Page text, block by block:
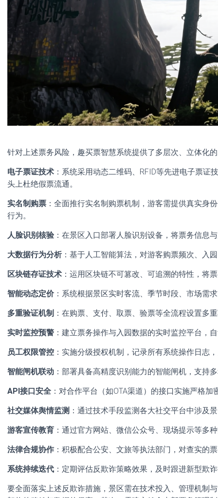
针对上述票务风险，趣买票智慧系统提供了多层次、立体化
电子票证技术 ：系统采用动态二维码、RFID等先进电子票
头上杜绝假票流通。
实名制购票 ：全面推行实名制购票机制，游客需提供真实身
行为。
人脸识别核验 ：在景区入口部署人脸识别设备，将票务信息
大数据行为分析：基于人工智能算法，对游客购票频次、入
区块链存证技术 ：运用区块链不可篡改、可追溯的特性，将
智能动态定价：系统根据景区实时客流、季节时段、市场需
多重验证机制 ：在购票、支付、取票、验票等全流程设置多
实时监控预警 ：建立票务操作与入园数据的实时监控平台，
员工权限管控 ：实施分级授权机制，记录所有系统操作日志
智能闸机联动 ：部署具备高精度识别能力的智能闸机，支持
API接口安全 ：对合作平台（如OTA渠道）的接口实施严格
社交媒体舆情监测 ：通过技术手段监测各大社交平台中涉及
游客宣传教育 ：通过官方网站、微信公众号、现场提示等多
法律合规协作 ：积极配合公安、文旅等执法部门，对查实的
系统持续迭代 ：定期评估反欺诈策略效果，及时跟进新型欺
要全面落实上述反欺诈措施，景区需在技术投入、管理机制